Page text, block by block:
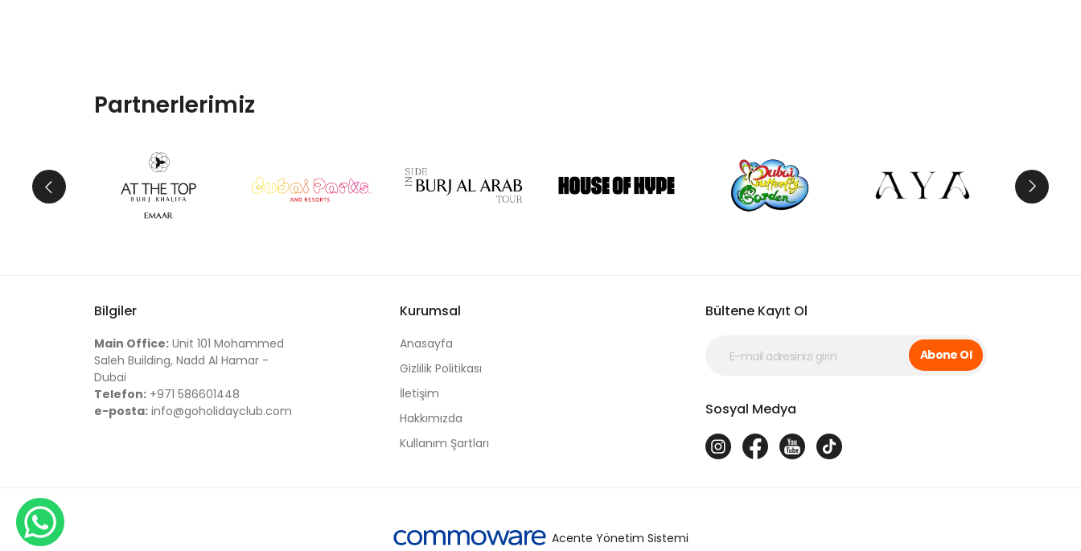
Partnerlerimiz
Bilgiler
Main Office: Unit 101 Mohammed
Saleh Building, Nadd Al Hamar -
Dubai
Telefon: +971 586601448
e-posta: info@goholidayclub.com
Kurumsal
Anasayfa
Gizlilik Politikası
İletişim
Hakkımızda
Kullanım Şartları
Bültene Kayıt Ol
Abone Ol
Sosyal Medya
Acente Yönetim Sistemi